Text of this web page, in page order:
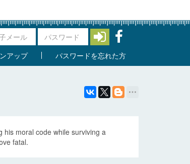
アップ
パスワードを忘れた方
his moral code while surviving a
fatal.